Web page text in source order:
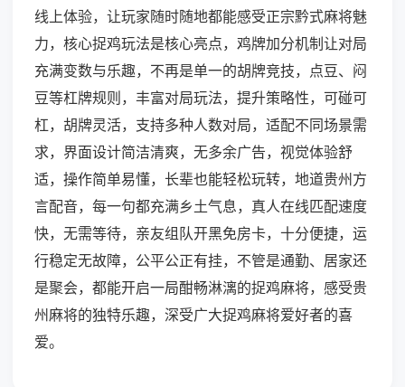
线上体验，让玩家随时随地都能感受正宗黔式麻将魅
力，核心捉鸡玩法是核心亮点，鸡牌加分机制让对局
充满变数与乐趣，不再是单一的胡牌竞技，点豆、闷
豆等杠牌规则，丰富对局玩法，提升策略性，可碰可
杠，胡牌灵活，支持多种人数对局，适配不同场景需
求，界面设计简洁清爽，无多余广告，视觉体验舒
适，操作简单易懂，长辈也能轻松玩转，地道贵州方
言配音，每一句都充满乡土气息，真人在线匹配速度
快，无需等待，亲友组队开黑免房卡，十分便捷，运
行稳定无故障，公平公正有挂，不管是通勤、居家还
是聚会，都能开启一局酣畅淋漓的捉鸡麻将，感受贵
州麻将的独特乐趣，深受广大捉鸡麻将爱好者的喜
爱。